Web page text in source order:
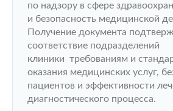
по надзору в сфере
и безопасность медицинской
Получение документа
соответствие подразделений
клиники требованиям и
оказания медицинских услуг,
пациентов и эффективности
диагностического процесса.